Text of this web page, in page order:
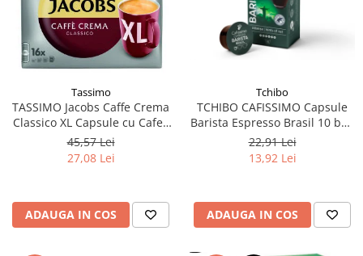
Tassimo
TASSIMO Jacobs Caffe Crema
Classico XL Capsule cu Cafea
16buc 132.8g - TDV 16.10.2026
45,57 Lei
27,08 Lei
ADAUGA IN COS
Tchibo
TCHIBO CAFISSIMO Capsule
Barista Espresso Brasil 10 buc
80g (27.10.2026)
22,91 Lei
13,92 Lei
ADAUGA IN COS